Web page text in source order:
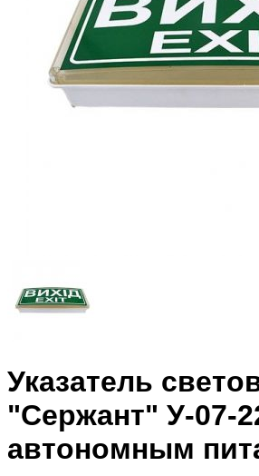
Указатель
"Сержант" У-07-
автономным